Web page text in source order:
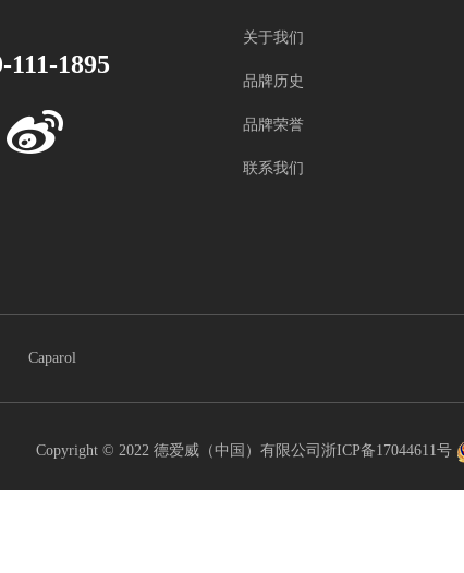
111-1895
关于我们
品牌历史
品牌荣誉
联系我们
Caparol
Copyright © 2022 德爱威（中国）有限公司 浙ICP备17044611号